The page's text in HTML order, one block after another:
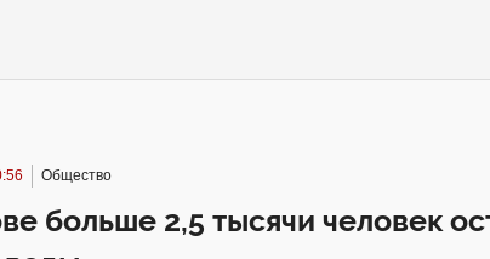
Общество
больше 2,5 тысячи человек